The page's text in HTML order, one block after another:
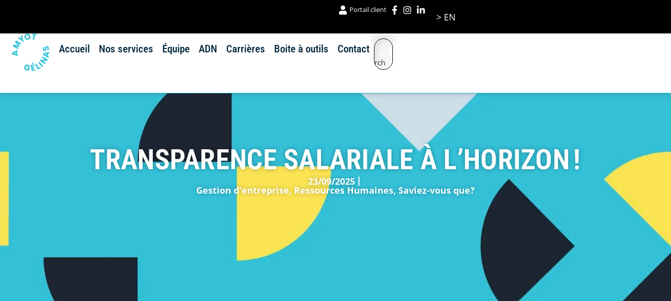
Portail client
> EN
Accueil Nos services Équipe ADN Carrières Boite à outils Contact
Search
TRANSPARENCE SALARIALE À L’HORIZON !
23/09/2025
Gestion d'entreprise, Ressources Humaines, Saviez-vous que?